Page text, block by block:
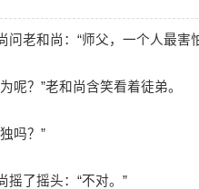
老和尚：“师父，一个人最害
？”老和尚含笑看着徒弟。
吗？”
了摇头：“不对。”